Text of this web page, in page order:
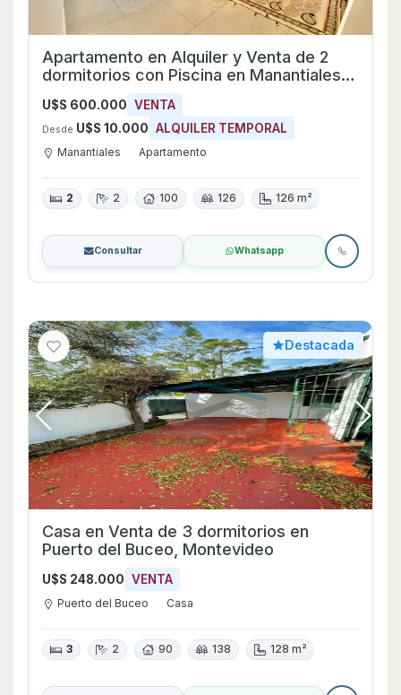
Apartamento en Alquiler y Venta de 2
dormitorios con Piscina en Manantiales,
U$S 600.000 VENTA
Desde U$S 10.000 ALQUILER TEMPORAL
Manantiales Apartamento
2 2 100 126 126 m²
Consultar Whatsapp
Destacada
Casa en Venta de 3 dormitorios en
Puerto del Buceo, Montevideo
U$S 248.000 VENTA
Puerto del Buceo Casa
3 2 90 138 128 m²